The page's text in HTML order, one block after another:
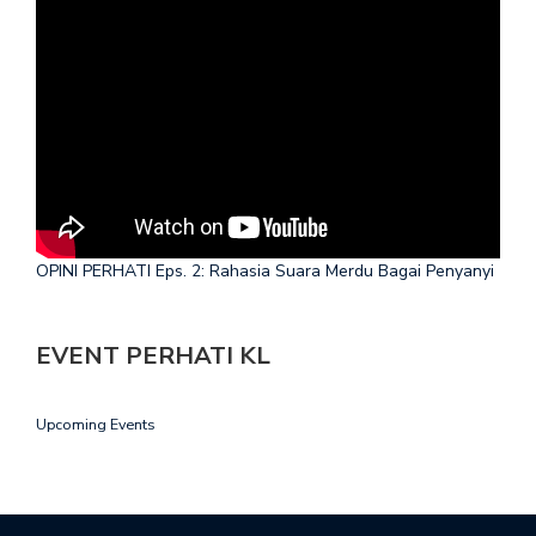
OPINI PERHATI Eps. 2: Rahasia Suara Merdu Bagai Penyanyi
EVENT PERHATI KL
Upcoming Events